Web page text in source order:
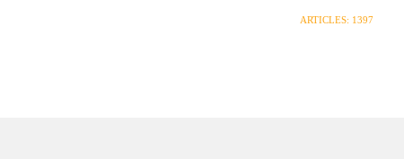
ARTICLES: 1397